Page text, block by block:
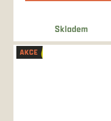
Skladem
AKCE